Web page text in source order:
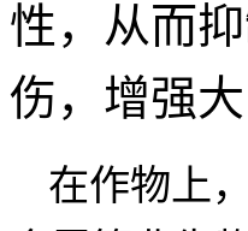
性，从而
伤，增强
在作物上